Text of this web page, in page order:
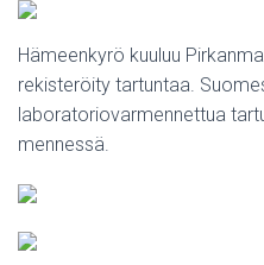
Hämeenkyrö kuuluu
rekisteröity tartuntaa.
laboratoriovarmennettua
mennessä.